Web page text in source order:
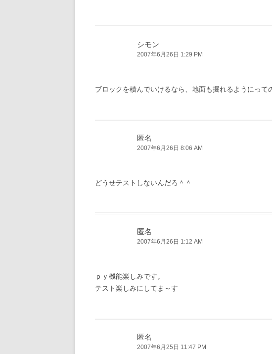
シモン
2007年6月26日 1:29 PM
ブロックを積んでいけるなら、地面も掘れるようにって
匿名
2007年6月26日 8:06 AM
どうせテストしないんだろ＾＾
匿名
2007年6月26日 1:12 AM
ｐｙ機能楽しみです。
テスト楽しみにしてま～す
匿名
2007年6月25日 11:47 PM